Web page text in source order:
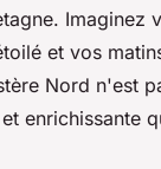
Imaginez
et vos
Nord n'est
enrichissante